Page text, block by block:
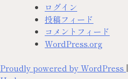
ログイン
投稿フィード
コメントフィード
WordPress.org
Proudly powered by WordPress |